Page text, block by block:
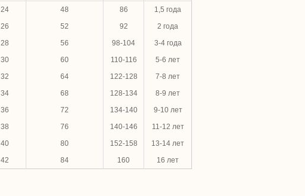
24 48 86
1,5 года
26
52 92
2 года
28
56 98-104
3-4 года
30
60 110-116
5-6 лет
32
64 122-128
7-8 лет
34
68 128-134
8-9 лет
36
72 134-140
9-10 лет
38
76 140-146
11-12 лет
40
80 152-158
13-14 лет
42
84 160 16 лет